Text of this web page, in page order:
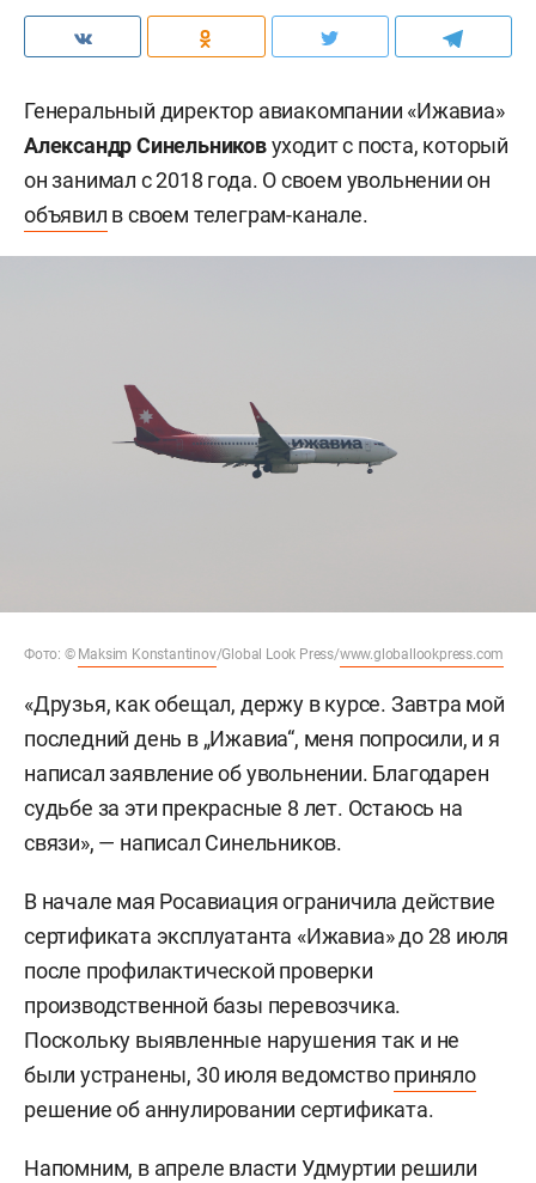
Генеральный директор авиакомпании «Ижавиа»
Александр Синельниковуходит с поста, который
он занимал с 2018 года. О своем увольнении он
объявил в своем телеграм-канале.
Фото: © Maksim Konstantinov/Global Look Press/www.globallookpress.com
«Друзья, как обещал, держу в курсе. Завтра мой
последний день в „Ижавиа“, меня попросили, и я
написал заявление об увольнении. Благодарен
судьбе за эти прекрасные 8 лет. Остаюсь на
связи», — написал Синельников.
В начале мая Росавиация ограничила действие
сертификата эксплуатанта «Ижавиа» до 28 июля
после профилактической проверки
производственной базы перевозчика.
Поскольку выявленные нарушения так и не
были устранены, 30 июля ведомствоприняло
решение об аннулировании сертификата.
Напомним, в апреле власти Удмуртии решили